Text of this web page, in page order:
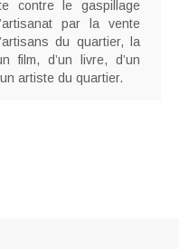
contre le gaspillage
par la vente
du quartier, la
film, d’un livre, d’un
artiste du quartier.